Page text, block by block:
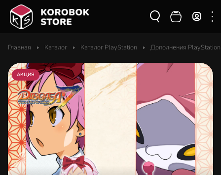
Главная Каталог Каталог PlayStation Дополнения PlayStation
АКЦИЯ